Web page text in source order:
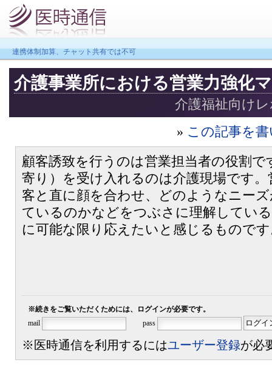
連携体制加算、チャット共有では不可
介護事業所における営業力強化
介護福祉向けレ
» この記事を
顧客誘致を行うのは営業担当者の役割
寄り）を受け入れるのは介護現場です
客と直に顔を合わせ、どのようなニー
ているのかなどをつぶさに理解してい
に可能な限り応えたいと感じるもので
※続きをご覧いただくためには、ログインが必要です。
mail
pass
※医時通信を利用するにはユーザー登録が必